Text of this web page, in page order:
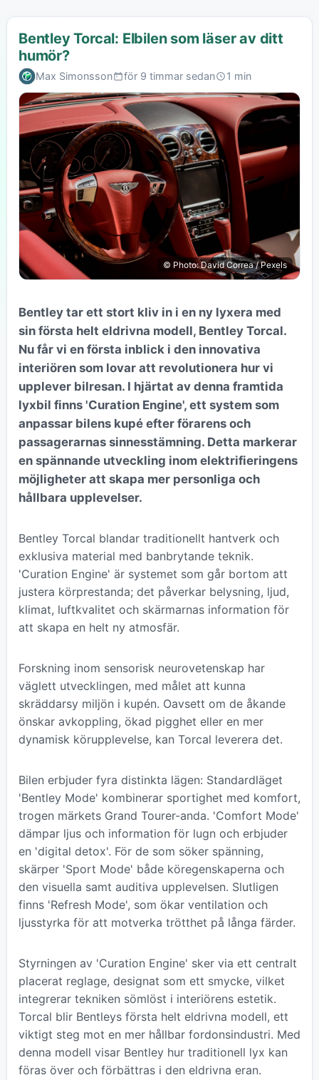
Bentley Torcal: Elbilen som läser av ditt
humör?
Max Simonsson för 9 timmar sedan 1 min
© Photo: David Correa / Pexels
Bentley tar ett stort kliv in i en ny lyxera med
sin första helt eldrivna modell, Bentley Torcal.
Nu får vi en första inblick i den innovativa
interiören som lovar att revolutionera hur vi
upplever bilresan. I hjärtat av denna framtida
lyxbil finns 'Curation Engine', ett system som
anpassar bilens kupé efter förarens och
passagerarnas sinnesstämning. Detta markerar
en spännande utveckling inom elektrifieringens
möjligheter att skapa mer personliga och
hållbara upplevelser.
Bentley Torcal blandar traditionellt hantverk och
exklusiva material med banbrytande teknik.
'Curation Engine' är systemet som går bortom att
justera körprestanda; det påverkar belysning, ljud,
klimat, luftkvalitet och skärmarnas information för
att skapa en helt ny atmosfär.
Forskning inom sensorisk neurovetenskap har
väglett utvecklingen, med målet att kunna
skräddarsy miljön i kupén. Oavsett om de åkande
önskar avkoppling, ökad pigghet eller en mer
dynamisk körupplevelse, kan Torcal leverera det.
Bilen erbjuder fyra distinkta lägen: Standardläget
'Bentley Mode' kombinerar sportighet med komfort,
trogen märkets Grand Tourer-anda. 'Comfort Mode'
dämpar ljus och information för lugn och erbjuder
en 'digital detox'. För de som söker spänning,
skärper 'Sport Mode' både köregenskaperna och
den visuella samt auditiva upplevelsen. Slutligen
finns 'Refresh Mode', som ökar ventilation och
ljusstyrka för att motverka trötthet på långa färder.
Styrningen av 'Curation Engine' sker via ett centralt
placerat reglage, designat som ett smycke, vilket
integrerar tekniken sömlöst i interiörens estetik.
Torcal blir Bentleys första helt eldrivna modell, ett
viktigt steg mot en mer hållbar fordonsindustri. Med
denna modell visar Bentley hur traditionell lyx kan
föras över och förbättras i den eldrivna eran.